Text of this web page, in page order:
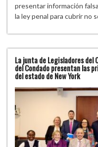
presentar información
la ley penal para cubrir no
La junta de Legisladores del
del Condado presentan las
del estado de New York